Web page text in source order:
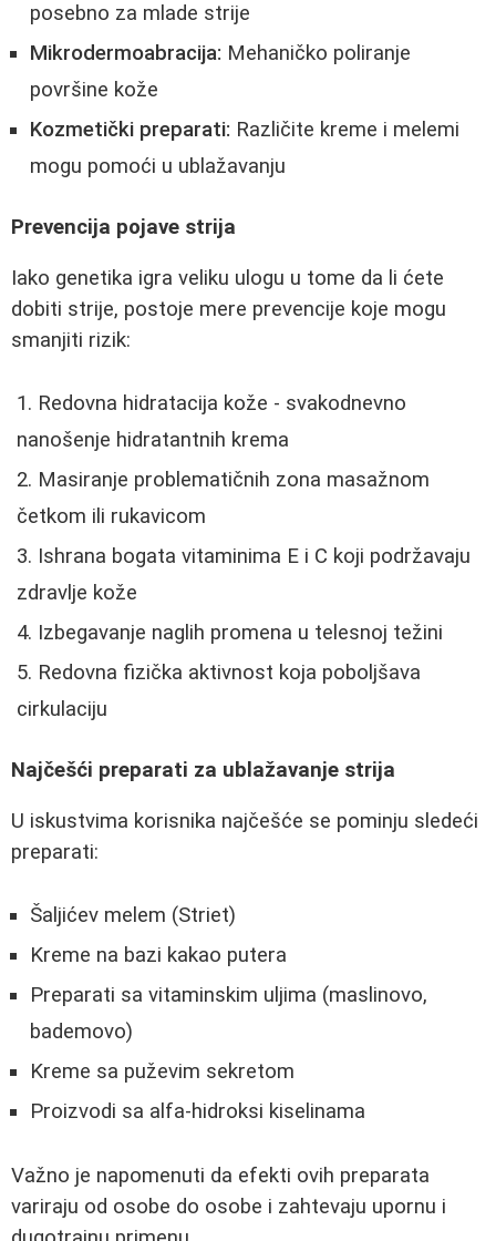
posebno za mlade strije
Mikrodermoabracija: Mehaničko poliranje
površine kože
Kozmetički preparati: Različite kreme i melemi
mogu pomoći u ublažavanju
Prevencija pojave strija
Iako genetika igra veliku ulogu u tome da li ćete
dobiti strije, postoje mere prevencije koje mogu
smanjiti rizik:
Redovna hidratacija kože - svakodnevno
nanošenje hidratantnih krema
Masiranje problematičnih zona masažnom
četkom ili rukavicom
Ishrana bogata vitaminima E i C koji podržavaju
zdravlje kože
Izbegavanje naglih promena u telesnoj težini
Redovna fizička aktivnost koja poboljšava
cirkulaciju
Najčešći preparati za ublažavanje strija
U iskustvima korisnika najčešće se pominju sledeći
preparati:
Šaljićev melem (Striet)
Kreme na bazi kakao putera
Preparati sa vitaminskim uljima (maslinovo,
bademovo)
Kreme sa puževim sekretom
Proizvodi sa alfa-hidroksi kiselinama
Važno je napomenuti da efekti ovih preparata
variraju od osobe do osobe i zahtevaju upornu i